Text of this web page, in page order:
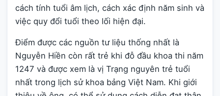
cách tính tuổi âm lịch, cách xác định năm sinh và
việc quy đổi tuổi theo lối hiện đại.
Điểm được các nguồn tư liệu thống nhất là
Nguyễn Hiền còn rất trẻ khi đỗ đầu khoa thi năm
1247 và được xem là vị Trạng nguyên trẻ tuổi
nhất trong lịch sử khoa bảng Việt Nam. Khi giới